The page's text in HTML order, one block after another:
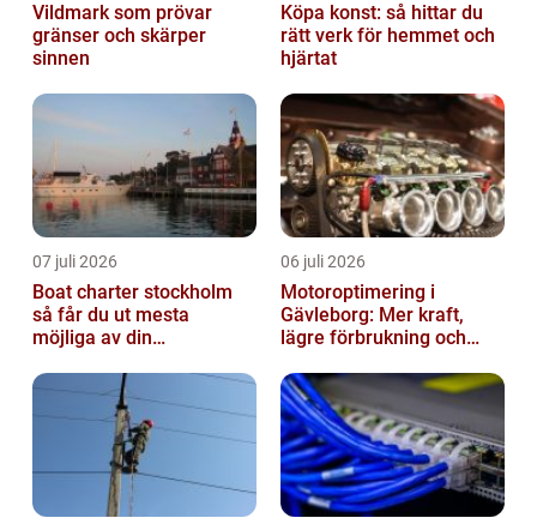
Vildmark som prövar
gränser och skärper
sinnen
Köpa konst: så hittar du
rätt verk för hemmet och
hjärtat
07 juli 2026
Boat charter stockholm
så får du ut mesta
möjliga av din
06 juli 2026
Motoroptimering i
Gävleborg: Mer kraft,
lägre förbrukning och